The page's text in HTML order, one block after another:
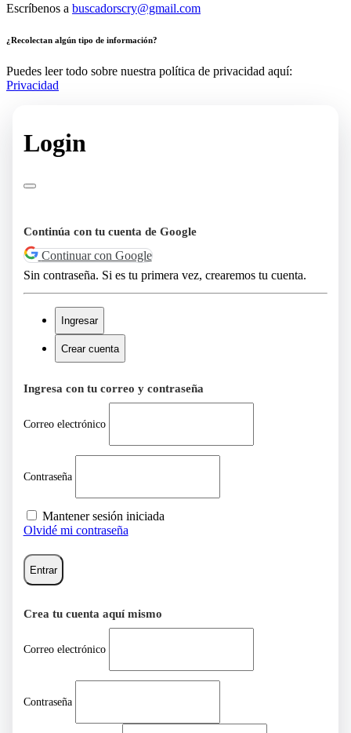
Escríbenos a buscadorscry@gmail.com
¿Recolectan algún tipo de información?
Puedes leer todo sobre nuestra política de privacidad aquí:
Privacidad
Login
Continúa con tu cuenta de Google
Continuar con Google
Sin contraseña. Si es tu primera vez, crearemos tu cuenta.
Ingresar
Crear cuenta
Ingresa con tu correo y contraseña
Correo electrónico
Contraseña
Mantener sesión iniciada
Olvidé mi contraseña
Entrar
Crea tu cuenta aquí mismo
Correo electrónico
Contraseña